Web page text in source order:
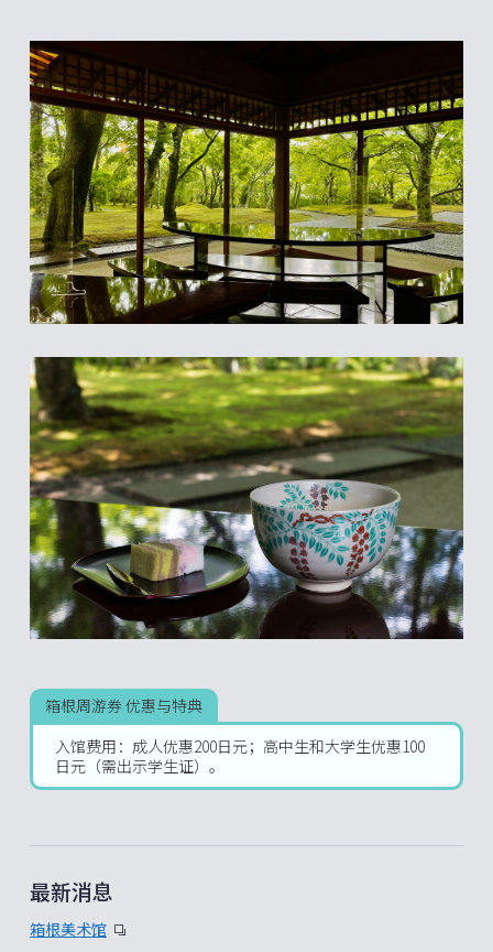
箱根周游券 优惠与特典
入馆费用：成人优惠200日元；高中生和大学生优惠100
日元（需出示学生证）。
最新消息
箱根美术馆